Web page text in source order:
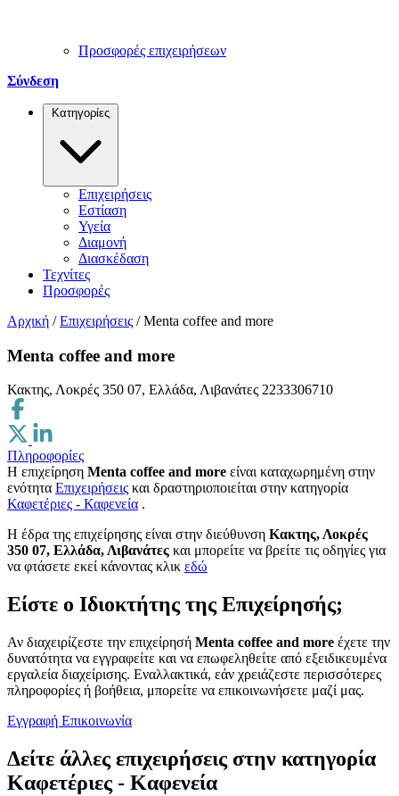
Προσφορές επιχειρήσεων
Σύνδεση
Κατηγορίες
Επιχειρήσεις
Εστίαση
Υγεία
Διαμονή
Διασκέδαση
Τεχνίτες
Προσφορές
Αρχική / Επιχειρήσεις / Menta coffee and more
Menta coffee and more
Κακτης, Λοκρές 350 07, Ελλάδα, Λιβανάτες 2233306710
Πληροφορίες
Η επιχείρηση Menta coffee and more είναι καταχωρημένη στην
ενότητα Επιχειρήσεις και δραστηριοποιείται στην κατηγορία
Καφετέριες - Καφενεία .
H έδρα της επιχείρησης είναι στην διεύθυνση Κακτης, Λοκρές
350 07, Ελλάδα, Λιβανάτες και μπορείτε να βρείτε τις οδηγίες για
να φτάσετε εκεί κάνοντας κλικ εδώ
Είστε ο Ιδιοκτήτης της Επιχείρησής;
Αν διαχειρίζεστε την επιχείρησή Menta coffee and more έχετε την
δυνατότητα να εγγραφείτε και να επωφεληθείτε από εξειδικευμένα
εργαλεία διαχείρισης. Εναλλακτικά, εάν χρειάζεστε περισσότερες
πληροφορίες ή βοήθεια, μπορείτε να επικοινωνήσετε μαζί μας.
Εγγραφή Επικοινωνία
Δείτε άλλες επιχειρήσεις στην κατηγορία
Καφετέριες - Καφενεία